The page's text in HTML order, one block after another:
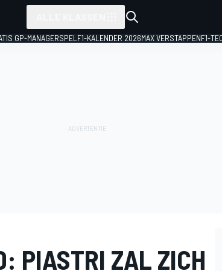
GP-MANAGERSPEL F1-KALENDER 2026MAX VERSTAPPENF1-
PIASTRI ZAL ZICH